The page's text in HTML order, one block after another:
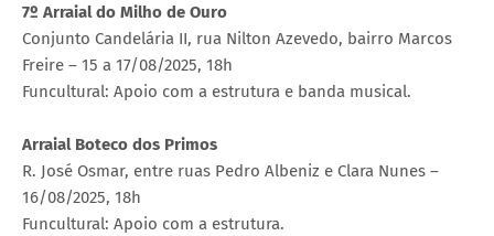
7º Arraial do Milho de Ouro
Conjunto Candelária II, rua Nilton Azevedo, bairro Marcos
Freire – 15 a 17/08/2025, 18h
Funcultural: Apoio com a estrutura e banda musical.
Arraial Boteco dos Primos
R. José Osmar, entre ruas Pedro Albeniz e Clara Nunes –
16/08/2025, 18h
Funcultural: Apoio com a estrutura.